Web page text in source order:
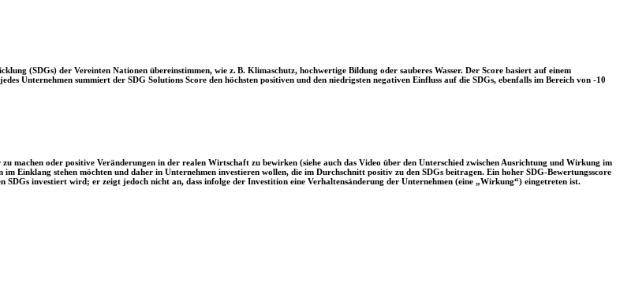
(SDGs) der Vereinten Nationen übereinstimmen, wie z. B. Klimaschutz, hochwertige Bildung oder sauberes Wasser. Der Score basiert auf einem
Unternehmen summiert der SDG Solutions Score den höchsten positiven und den niedrigsten negativen Einfluss auf die SDGs, ebenfalls im Bereich von -10
oder positive Veränderungen in der realen Wirtschaft zu bewirken (siehe auch das Video über den Unterschied zwischen Ausrichtung und Wirkung im
Einklang stehen möchten und daher in Unternehmen investieren wollen, die im Durchschnitt positiv zu den SDGs beitragen. Ein hoher SDG-Bewertungsscore
investiert wird; er zeigt jedoch nicht an, dass infolge der Investition eine Verhaltensänderung der Unternehmen (eine „Wirkung“) eingetreten ist.